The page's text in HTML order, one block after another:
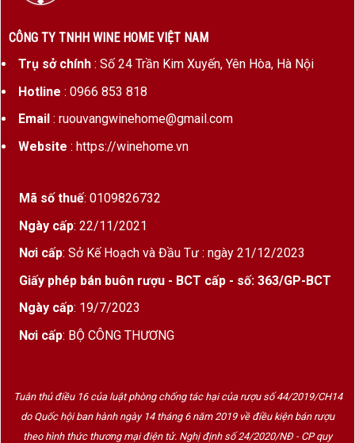
CÔNG TY TNHH WINE HOME VIỆT NAM
Trụ sở chính: Số 24 Trần Kim Xuyến, Yên Hòa, Hà Nội
Hotline : 0966 853 818
Email: ruouvangwinehome@gmail.com
Website : https://winehome.vn
Mã số thuế: 0109826732
Ngày cấp: 22/11/2021
Nơi cấp: Sở Kế Hoạch và Đầu Tư : ngày 21/12/2023
Giấy phép bán buôn rượu - BCT cấp - số: 363/GP-BCT
Ngày cấp: 19/7/2023
Nơi cấp: BỘ CÔNG THƯƠNG
Tuân thủ điều 16 của luật phòng chống tác hại của rượu số 44/2019/CH14
do Quốc hội ban hành ngày 14 tháng 6 năm 2019 về điều kiện bán rượu
theo hình thức thương mại điện tử. Nghị định số 24/2020/NĐ - CP quy